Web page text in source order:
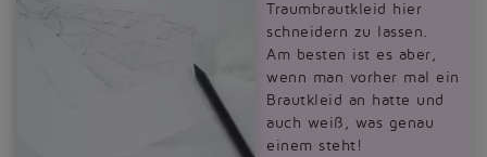
Traumbrautkleid hier
schneidern zu lassen.
Am besten ist es aber,
wenn man vorher mal ein
Brautkleid an hatte und
auch weiß, was genau
einem steht!